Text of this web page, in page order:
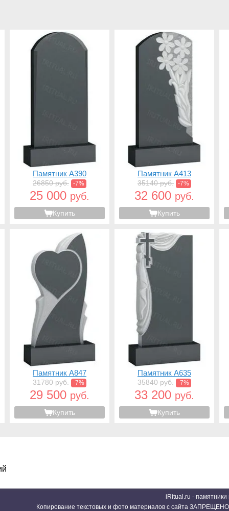
Памятник A390
26850 руб. -7%
25 000 руб.
Купить
Памятник A413
35140 руб. -7%
32 600 руб.
Купить
Памятник A847
31780 руб. -7%
29 500 руб.
Купить
Памятник A635
35840 руб. -7%
33 200 руб.
Купить
iRitual.ru -
Копирование текстовых и фото материалов с сайта